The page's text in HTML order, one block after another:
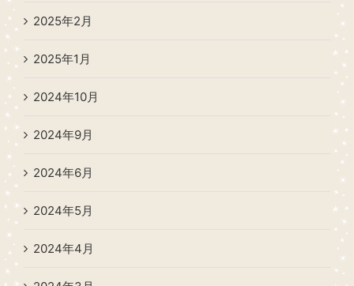
2025年2月
2025年1月
2024年10月
2024年9月
2024年6月
2024年5月
2024年4月